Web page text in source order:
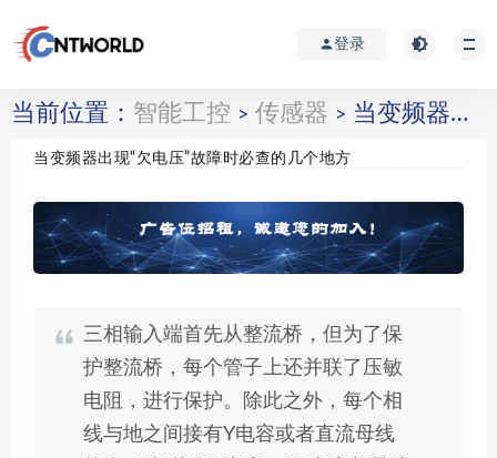
登录
当前位置： 智能工控 > 传感器 > 当变频器出现“欠电压”故障时必查的几个地方
当变频器出现“欠电压”故障时必查的几个地方
三相输入端首先从整流桥，但为了保
护整流桥，每个管子上还并联了压敏
电阻，进行保护。除此之外，每个相
线与地之间接有Y电容或者直流母线